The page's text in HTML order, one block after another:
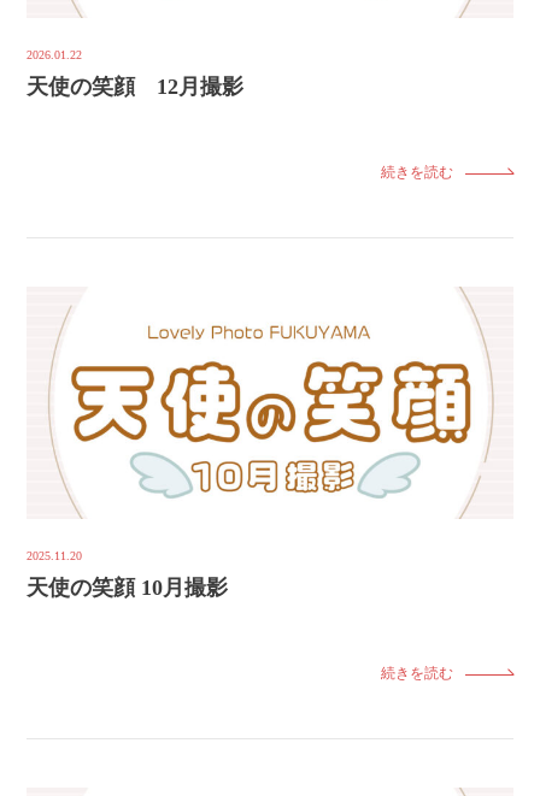
2026.01.22
天使の笑顔 12月撮影
続きを読む
2025.11.20
天使の笑顔 10月撮影
続きを読む